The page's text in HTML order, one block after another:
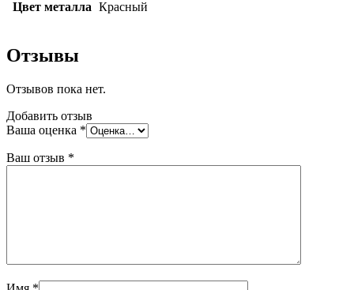
Цвет металла Красный
Отзывы
Отзывов пока нет.
Добавить отзыв
Ваша оценка *
Ваш отзыв *